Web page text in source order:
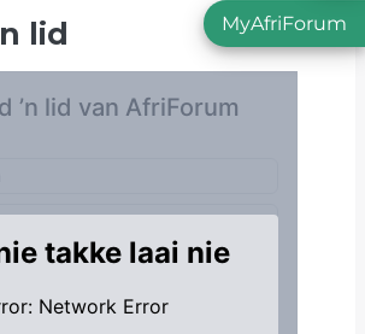
n lid MyAfriForum